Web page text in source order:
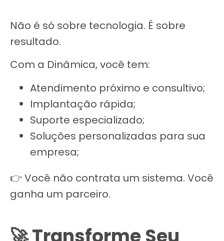
Não é só sobre tecnologia. É sobre
resultado.
Com a Dinâmica, você tem:
Atendimento próximo e consultivo;
Implantação rápida;
Suporte especializado;
Soluções personalizadas para sua
empresa;
👉 Você não contrata um sistema. Você
ganha um parceiro.